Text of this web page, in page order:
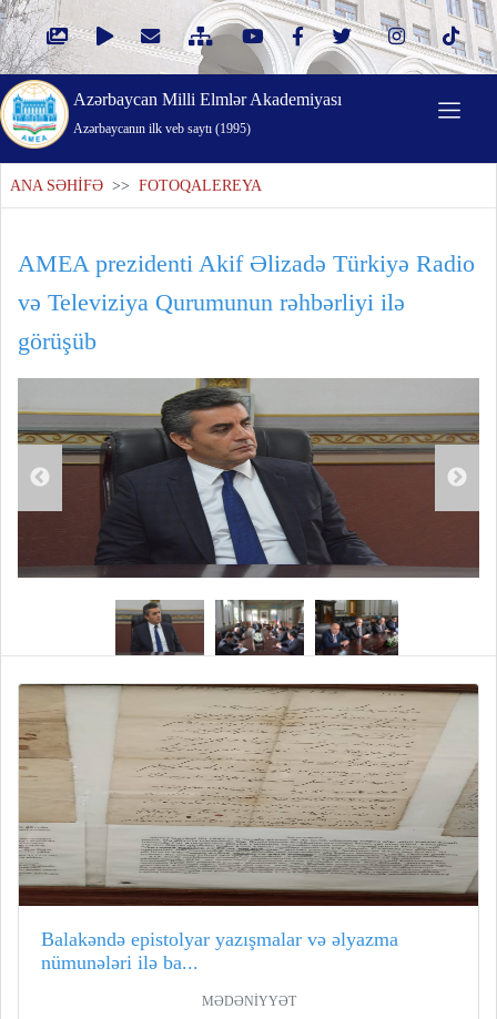
Azərbaycan Milli Elmlər Akademiyası
Azərbaycanın ilk veb saytı (1995)
ANA SƏHİFƏ >> FOTOQALEREYA
AMEA prezidenti Akif Əlizadə Türkiyə Radio
və Televiziya Qurumunun rəhbərliyi ilə
görüşüb
Balakəndə epistolyar yazışmalar və əlyazma
nümunələri ilə ba...
MƏDƏNİYYƏT